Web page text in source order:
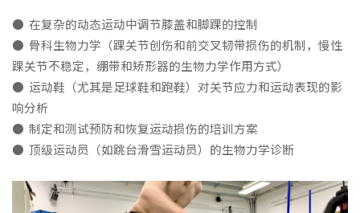
● 在复杂的动态运动中调节膝盖和脚踝的控制
● 骨科生物力学（踝关节创伤和前交叉韧带损伤的机制，慢性
踝关节不稳定，绷带和矫形器的生物力学作用方式）
● 运动鞋（尤其是足球鞋和跑鞋）对关节应力和运动表现的影
响分析
● 制定和测试预防和恢复运动损伤的培训方案
● 顶级运动员（如跳台滑雪运动员）的生物力学诊断